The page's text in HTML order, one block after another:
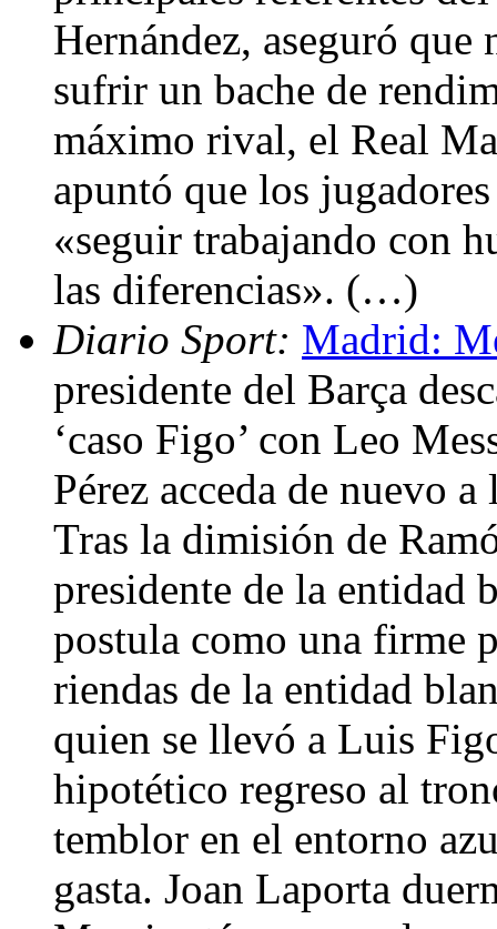
Hernández, aseguró
sufrir un bache de
máximo rival, el Real
apuntó que los
«seguir trabajando con
las diferencias». (…)
Diario Sport: Madrid:
presidente del Barça
‘caso Figo’ con Leo
Pérez acceda de nuevo
Tras la dimisión de
presidente de la entidad
postula como una firme
riendas de la entidad
quien se llevó a Luis
hipotético regreso al
temblor en el entorno
gasta. Joan Laporta